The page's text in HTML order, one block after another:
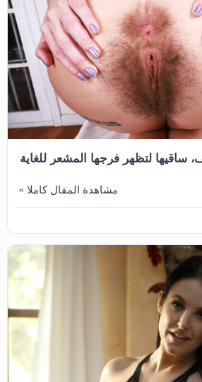
ساقيها لتظهر فرجها المشعر للغاية
مشاهدة المقال كاملا »